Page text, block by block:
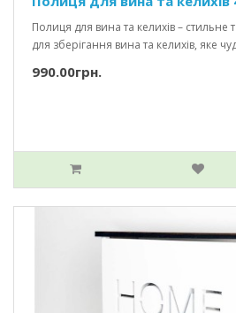
Полиця для вина та келихів – стильне
для зберігання вина та келихів, яке
990.00грн.